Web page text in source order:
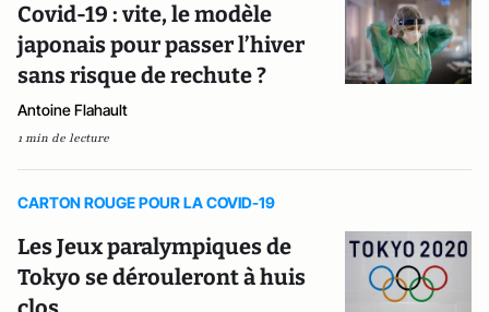
Covid-19 : vite, le modèle
japonais pour passer l’hiver
sans risque de rechute ?
Antoine Flahault
1 min de lecture
CARTON ROUGE POUR LA COVID-19
Les Jeux paralympiques de
Tokyo se dérouleront à huis